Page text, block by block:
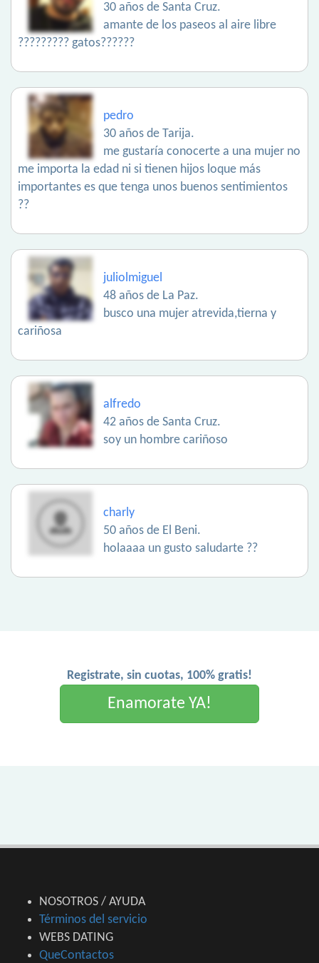
30 años de Santa Cruz.
amante de los paseos al aire libre
????????? gatos??????
pedro
30 años de Tarija.
me gustaría conocerte a una mujer no
me importa la edad ni si tienen hijos loque más
importantes es que tenga unos buenos sentimientos
??
juliolmiguel
48 años de La Paz.
busco una mujer atrevida,tierna y
cariñosa
alfredo
42 años de Santa Cruz.
soy un hombre cariñoso
charly
50 años de El Beni.
holaaaa un gusto saludarte ??
Registrate, sin cuotas, 100% gratis!
Enamorate YA!
NOSOTROS / AYUDA
Términos del servicio
WEBS DATING
QueContactos